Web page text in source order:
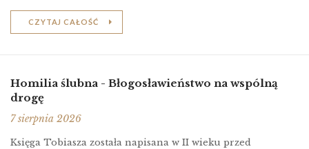
CZYTAJ CAŁOŚĆ
Homilia ślubna - Błogosławieństwo na wspólną
drogę
7 sierpnia 2026
Księga Tobiasza została napisana w II wieku przed